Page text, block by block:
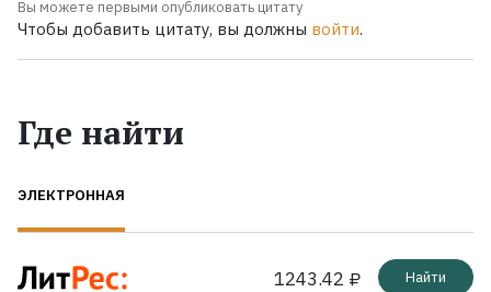
Вы можете первыми опубликовать цитату
Чтобы добавить цитату, вы должны войти.
Где найти
ЭЛЕКТРОННАЯ
1243.42 ₽ Найти